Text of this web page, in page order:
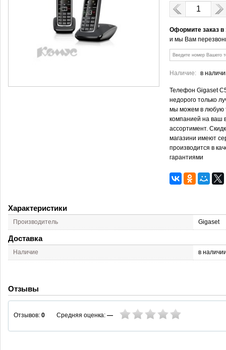
Оформите заказ
и мы Вам
Наличие: в
Телефон Gigaset
недорого только
мы можем в любую
компанией на ваш
ассортимент.
магазини имеют
производится в
гарантиями
Характеристики
Производитель Gigaset
Доставка
Наличие в
Отзывы
Отзывов: 0 Средняя оценка: —